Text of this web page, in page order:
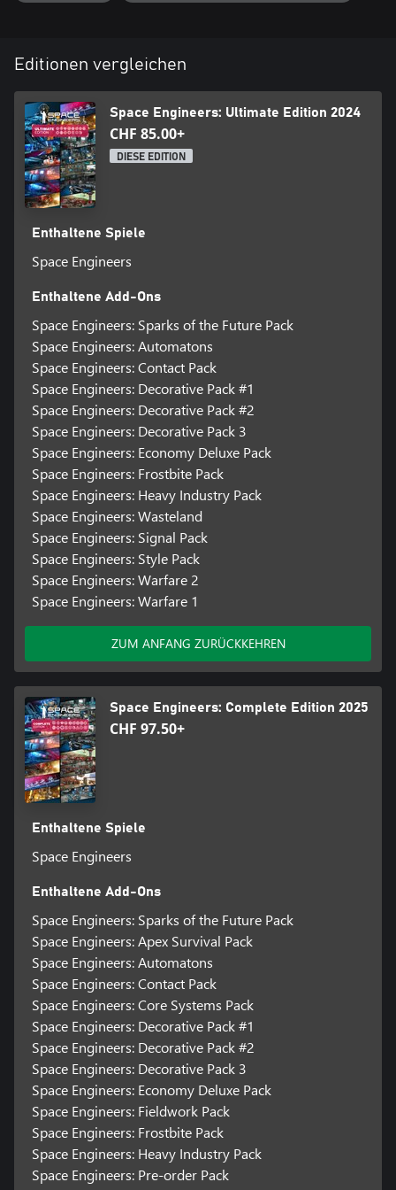
o Anpassung der Privatsphäre: offline, privat, nur Freunde,
öffentlich
o Bis zu 6 Spieler
• Neue Spieloptionen
o Szenarien - Bieten Sie eine lineare Geschichte mit
actiongeladenem Gameplay, während die meisten Szenarien von
denen die Spieler ihre eigenen Herausforderungen stellen.
o Workshop-Welten - bieten Welten an, die von anderen Spielern
o Benutzerdefinierte Welten - bieten verschiedene anpassbare
Welten, in denen Sie Ihr eigenes Szenario starten können.
• Anpassbarer Charakter - Skins, Farben, Gemeinschaftsmarkt,
männlicher und weiblicher Charakter
• Schiffe (klein und groß) - bauen und steuern Sie sie
• Raumstationen
• Planetenstützpunkte, Außenposten, Städte
• Erste Person und Dritte Person
• Super große Welten - die Größe der Welt bis zu 1.000.000.000
km Durchmesser (fast unendlich)
• Erkundung - fügt der Spielwelt unendlich viele Schiffe und
Stationen hinzu; entdecken, erkunden, erwerben und erobern!
• Bohren / Ernten
• Manuelles Bauen im Überlebensmodus - Verwenden Sie ein
Schweißgerät, um Blöcke aus Komponenten zusammenzusetzen.
Verwenden Sie eine Mühle, um Komponenten zu zerlegen und
• Verformbare und zerstörbare Objekte - reale Proportionen,
Masse, Speicherkapazität, Integrität
Sprungantrieb, Türmchen, Türen, Fahrwerke, Monteur, Raffinerie,
Rotoren, Räder, Triebwerke, Kolben, Windturbinen und vieles
mehr)
• Elektrizität - Alle Blöcke in einem Netz sind in einem Strom- und
Computernetzwerk verdrahtet. Strom wird durch Kernreaktoren
oder verschiedene Stromquellen erzeugt
• Schwerkraft - hergestellt von Planeten und
Schwerkraftgeneratoren. Sphärischer Schwerkraftgenerator
ebenfalls erhältlich.
• Symmetrie / Spiegelung - nützlich im Kreativmodus beim
Erstellen von Strukturen, die Symmetrie erfordern
Editionen vergleichen
Space Engineers: Ultimate Edition 2024
CHF 85.00+
DIESE EDITION
Enthaltene Spiele
Space Engineers
Enthaltene Add-Ons
Space Engineers: Sparks of the Future Pack
Space Engineers: Automatons
Space Engineers: Contact Pack
Space Engineers: Decorative Pack #1
Space Engineers: Decorative Pack #2
Space Engineers: Decorative Pack 3
Space Engineers: Economy Deluxe Pack
Space Engineers: Frostbite Pack
Space Engineers: Heavy Industry Pack
Space Engineers: Wasteland
Space Engineers: Signal Pack
Space Engineers: Style Pack
Space Engineers: Warfare 2
Space Engineers: Warfare 1
ZUM ANFANG ZURÜCKKEHREN
Space Engineers: Complete Edition 2025
CHF 97.50+
Enthaltene Spiele
Space Engineers
Enthaltene Add-Ons
Space Engineers: Sparks of the Future Pack
Space Engineers: Apex Survival Pack
Space Engineers: Automatons
Space Engineers: Contact Pack
Space Engineers: Core Systems Pack
Space Engineers: Decorative Pack #1
Space Engineers: Decorative Pack #2
Space Engineers: Decorative Pack 3
Space Engineers: Economy Deluxe Pack
Space Engineers: Fieldwork Pack
Space Engineers: Frostbite Pack
Space Engineers: Heavy Industry Pack
Space Engineers: Pre-order Pack